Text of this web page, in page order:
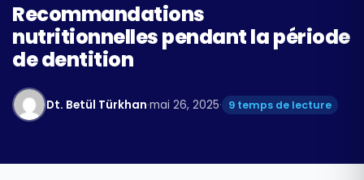
Deutsch
Español
Recommandations
nutritionnelles pendant la période
de dentition
Dt. Betül Türkhan·mai 26, 2025· 9 temps de lecture